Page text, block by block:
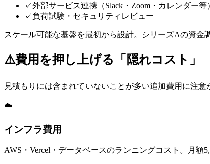
✓外部サービス連携（Slack・Zoom・カレンダー等
✓負荷試験・セキュリティレビュー
スケール可能な基盤を最初から設計。シリーズAの資金
⚠️費用を押し上げる「隠れコスト」
見積もりには含まれていないことが多い追加費用に注意
☁️
インフラ費用
AWS・Vercel・データベースのランニングコスト。月額